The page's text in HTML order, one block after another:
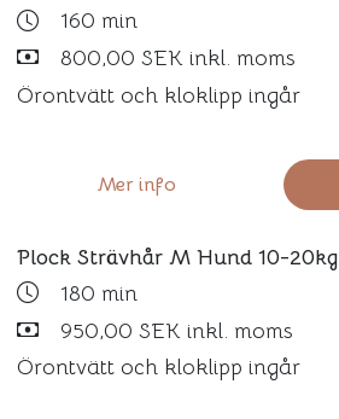
160 min
800,00 SEK inkl. moms
Örontvätt och kloklipp ingår
Mer info
Plock Strävhår M Hund 10-20kg
180 min
950,00 SEK inkl. moms
Örontvätt och kloklipp ingår